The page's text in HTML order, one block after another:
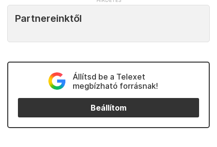
Partnereinktől
Állítsd be a Telexet
megbízható forrásnak!
Beállítom